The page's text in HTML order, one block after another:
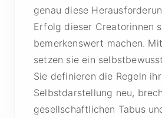
genau diese
Erfolg dieser Creatorinnen
bemerkenswert machen.
setzen sie ein
Sie definieren die Regeln
Selbstdarstellung neu,
gesellschaftlichen Tabus